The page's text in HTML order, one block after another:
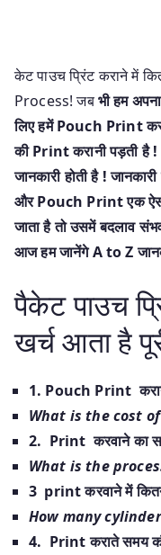
केट पाउच प्रिंट कराने में
Process! जबभी हम
लिए हमें Pouch Print
की Print करानी पड़ती है !
जानकारी होती है !
और Pouch Print एक ऐसी
जाता है तो उसमें बदलाव
आज हम जानेंगे A to Z
पैकेट पाउच
खर्च आता है
1. Pouch Print
What is the cost
2. Print करवाने का
What is the
3 print करवाने में
How many
4. Print कराते समय